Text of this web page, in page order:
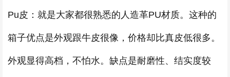
Pu皮：就是大家都很熟悉的人造革PU材质。这种的
箱子优点是外观跟牛皮很像，价格却比真皮低很多。
外观显得高档，不怕水。缺点是耐磨性、结实度较